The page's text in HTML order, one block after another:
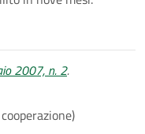
2007, n. 2.